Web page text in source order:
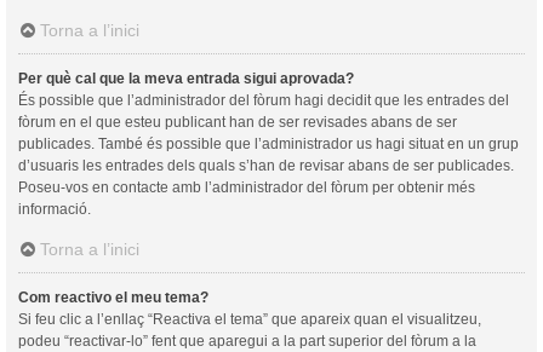
Torna a l’inici
Per què cal que la meva entrada sigui aprovada?
És possible que l’administrador del fòrum hagi decidit que les entrades del
fòrum en el que esteu publicant han de ser revisades abans de ser
publicades. També és possible que l’administrador us hagi situat en un grup
d’usuaris les entrades dels quals s’han de revisar abans de ser publicades.
Poseu-vos en contacte amb l’administrador del fòrum per obtenir més
informació.
Torna a l’inici
Com reactivo el meu tema?
Si feu clic a l’enllaç “Reactiva el tema” que apareix quan el visualitzeu,
podeu “reactivar-lo” fent que aparegui a la part superior del fòrum a la